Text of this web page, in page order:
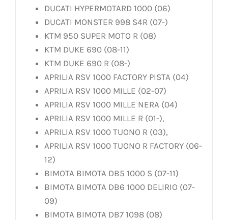
DUCATI HYPERMOTARD 1000 (06)
DUCATI MONSTER 998 S4R (07-)
KTM 950 SUPER MOTO R (08)
KTM DUKE 690 (08-11)
KTM DUKE 690 R (08-)
APRILIA RSV 1000 FACTORY PISTA (04)
APRILIA RSV 1000 MILLE (02-07)
APRILIA RSV 1000 MILLE NERA (04)
APRILIA RSV 1000 MILLE R (01-),
APRILIA RSV 1000 TUONO R (03),
APRILIA RSV 1000 TUONO R FACTORY (06-
12)
BIMOTA BIMOTA DB5 1000 S (07-11)
BIMOTA BIMOTA DB6 1000 DELIRIO (07-
09)
BIMOTA BIMOTA DB7 1098 (08)